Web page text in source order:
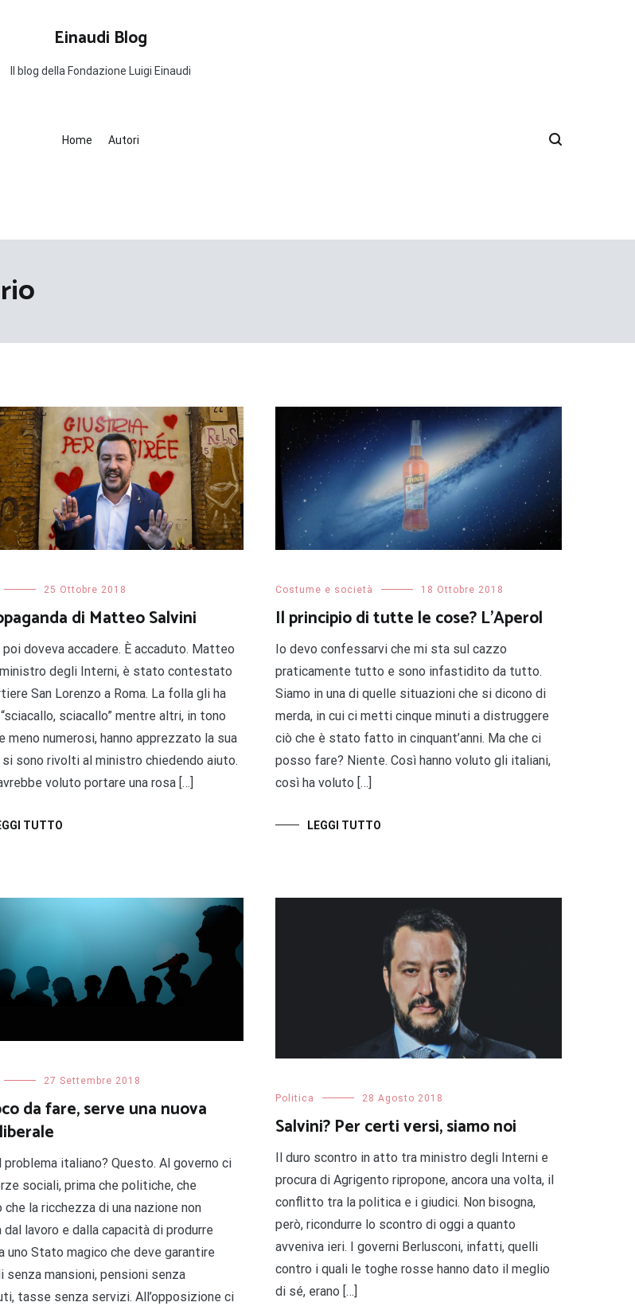
Einaudi Blog
Il blog della Fondazione Luigi Einaudi
Home Autori
25 Ottobre 2018
di Matteo Salvini
poi doveva accadere. È accaduto. Matteo
degli Interni, è stato contestato
San Lorenzo a Roma. La folla gli ha
sciacallo” mentre altri, in tono
meno numerosi, hanno apprezzato la sua
sono rivolti al ministro chiedendo aiuto.
voluto portare una rosa […]
TUTTO
Costume e società 18 Ottobre 2018
Il principio di tutte le cose? L’Aperol
Io devo confessarvi che mi sta sul cazzo
praticamente tutto e sono infastidito da tutto.
Siamo in una di quelle situazioni che si dicono di
merda, in cui ci metti cinque minuti a distruggere
ciò che è stato fatto in cinquant’anni. Ma che ci
posso fare? Niente. Così hanno voluto gli italiani,
così ha voluto […]
LEGGI TUTTO
27 Settembre 2018
da fare, serve una nuova
problema italiano? Questo. Al governo ci
sociali, prima che politiche, che
che la ricchezza di una nazione non
dal lavoro e dalla capacità di produrre
uno Stato magico che deve garantire
senza mansioni, pensioni senza
tasse senza servizi. All’opposizione ci
Politica 28 Agosto 2018
Salvini? Per certi versi, siamo noi
Il duro scontro in atto tra ministro degli Interni e
procura di Agrigento ripropone, ancora una volta, il
conflitto tra la politica e i giudici. Non bisogna,
però, ricondurre lo scontro di oggi a quanto
avveniva ieri. I governi Berlusconi, infatti, quelli
contro i quali le toghe rosse hanno dato il meglio
di sé, erano […]